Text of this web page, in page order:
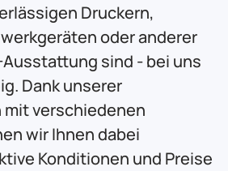
Druckern,
oder anderer
sind - bei uns
Dank unserer
verschiedenen
wir Ihnen dabei
Konditionen und Preise